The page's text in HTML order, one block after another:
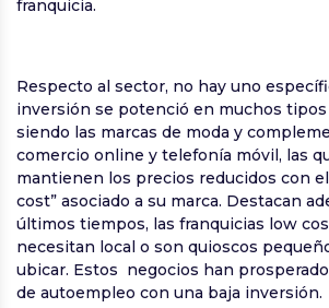
franquicia.
Respecto al sector, no hay uno
inversión se potenció en muchos tipos
siendo las marcas de moda y
comercio online y telefonía móvil, las
mantienen los precios reducidos con
cost” asociado a su marca. Destacan
últimos tiempos, las franquicias low
necesitan local o son quioscos
ubicar. Estos negocios han
de autoempleo con una baja inversión.